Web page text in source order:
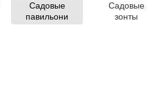
Садовые
павильони
Садовые
зонты